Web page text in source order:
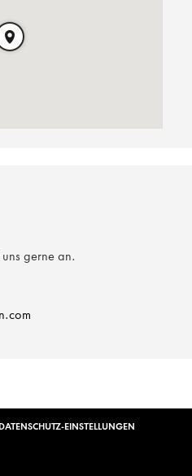
gerne an.
DATENSCHUTZ-EINSTELLUNGEN